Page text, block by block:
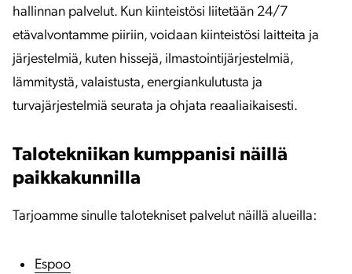
hallinnan palvelut. Kun kiinteistösi liitetään 24/7
etävalvontamme piiriin, voidaan kiinteistösi laitteita ja
järjestelmiä, kuten hissejä, ilmastointijärjestelmiä,
lämmitystä, valaistusta, energiankulutusta ja
turvajärjestelmiä seurata ja ohjata reaaliaikaisesti.
Talotekniikan kumppanisi näillä
paikkakunnilla
Tarjoamme sinulle talotekniset palvelut näillä alueilla:
Espoo